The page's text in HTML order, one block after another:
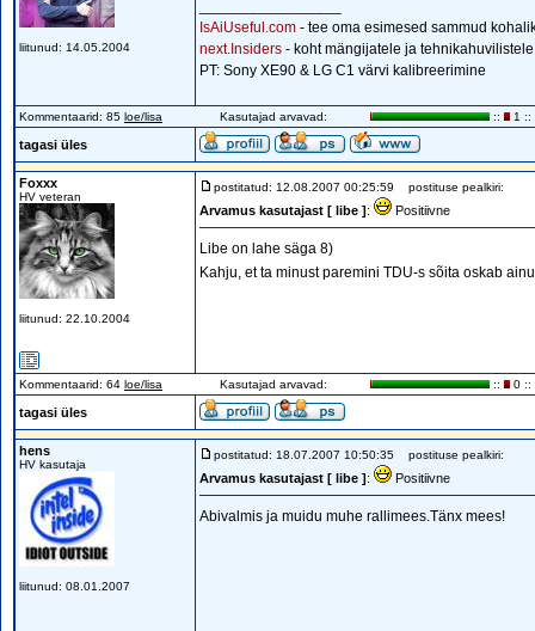
liitunud: 14.05.2004
IsAiUseful.com - tee oma esimesed sammud
next.Insiders - koht mängijatele ja
PT: Sony XE90 & LG C1 värvi kalibreerimine
Kommentaarid: 85 loe/lisa Kasutajad arvavad: :: 1 ::
tagasi üles
Foxxx
HV veteran
liitunud: 22.10.2004
postitatud: 12.08.2007 00:25:59 postituse pealkiri:
Arvamus kasutajast [ libe ]: Positiivne
Libe on lahe säga 8)
Kahju, et ta minust paremini TDU-s sõita oskab
Kommentaarid: 64 loe/lisa Kasutajad arvavad: :: 0 ::
tagasi üles
hens
HV kasutaja
liitunud: 08.01.2007
postitatud: 18.07.2007 10:50:35 postituse pealkiri:
Arvamus kasutajast [ libe ]: Positiivne
Abivalmis ja muidu muhe rallimees.Tänx mees!